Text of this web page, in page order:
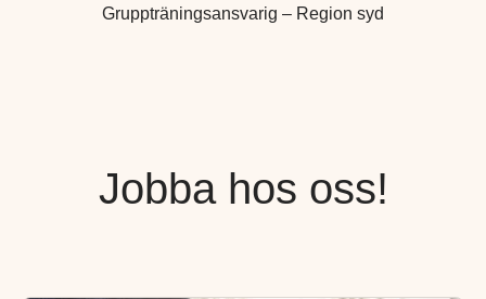
Gruppträningsansvarig – Region syd
Jobba hos oss!